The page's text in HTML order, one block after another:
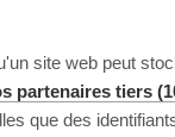
site web peut
partenaires tiers
que des